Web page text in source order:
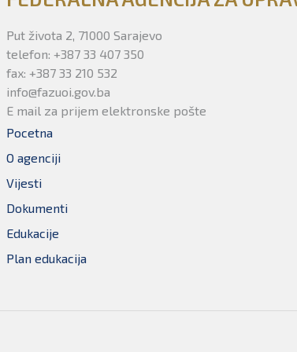
Put života 2, 71000 Sarajevo
telefon: +387 33 407 350
fax: +387 33 210 532
info@fazuoi.gov.ba
E mail za prijem elektronske pošte
Pocetna
O agenciji
Vijesti
Dokumenti
Edukacije
Plan edukacija